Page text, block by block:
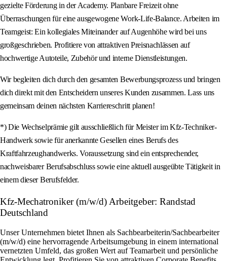
gezielte Förderung in der Academy. Planbare Freizeit ohne
Überraschungen für eine ausgewogene Work-Life-Balance. Arbeiten im
Teamgeist: Ein kollegiales Miteinander auf Augenhöhe wird bei uns
großgeschrieben. Profitiere von attraktiven Preisnachlässen auf
hochwertige Autoteile, Zubehör und interne Dienstleistungen.
Wir begleiten dich durch den gesamten Bewerbungsprozess und bringen
dich direkt mit den Entscheidern unseres Kunden zusammen. Lass uns
gemeinsam deinen nächsten Karriereschritt planen!
*) Die Wechselprämie gilt ausschließlich für Meister im Kfz-Techniker-
Handwerk sowie für anerkannte Gesellen eines Berufs des
Kraftfahrzeughandwerks. Voraussetzung sind ein entsprechender,
nachweisbarer Berufsabschluss sowie eine aktuell ausgeübte Tätigkeit in
einem dieser Berufsfelder.
Kfz-Mechatroniker (m/w/d) Arbeitgeber: Randstad
Deutschland
Unser Unternehmen bietet Ihnen als Sachbearbeiterin/Sachbearbeiter
(m/w/d) eine hervorragende Arbeitsumgebung in einem international
vernetzten Umfeld, das großen Wert auf Teamarbeit und persönliche